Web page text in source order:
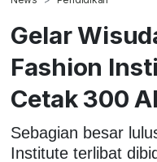
Gelar
Fashion
Cetak 300
Sebagian besar
Institute terlibat